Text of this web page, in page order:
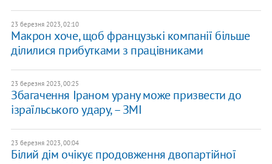
23 березня 2023, 02:10
Макрон хоче, щоб французькі компанії більше
ділилися прибутками з працівниками
23 березня 2023, 00:25
Збагачення Іраном урану може призвести до
ізраїльського удару, – ЗМІ
23 березня 2023, 00:04
Білий дім очікує продовження двопартійної